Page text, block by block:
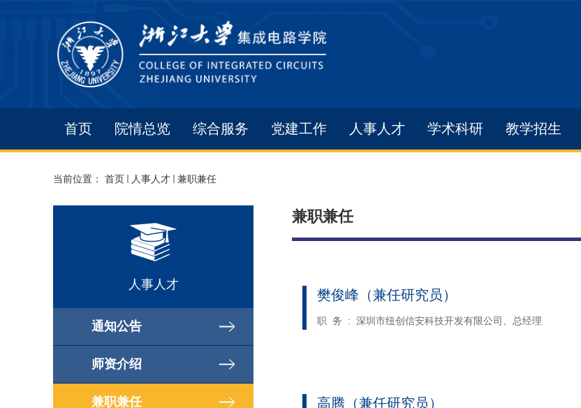
首页 院情总览 综合服务 党建工作 人事人才 学术科研 教学招生
当前位置： 首页 人事人才 兼职兼任
人事人才
通知公告
师资介绍
兼职兼任
兼职兼任
樊俊峰（兼任研究员）
职 务 : 深圳市纽创信安科技开发有限公司、总经理
高腾（兼任研究员）